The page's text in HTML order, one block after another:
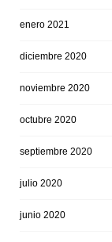
enero 2021
diciembre 2020
noviembre 2020
octubre 2020
septiembre 2020
julio 2020
junio 2020